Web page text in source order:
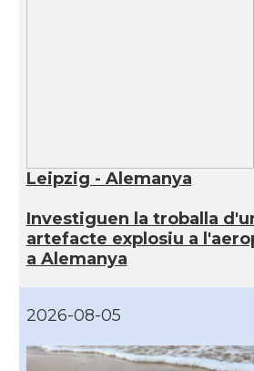
Leipzig - Alemanya
Investiguen la troballa
artefacte explosiu a
a Alemanya
2026-08-05